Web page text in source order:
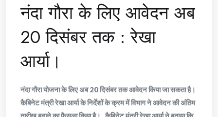
नंदा गौरा के लिए आवेदन अब
20 दिसंबर तक : रेखा
आर्या।
नंदा गौरा योजना के लिए अब 20 दिसंबर तक आवेदन किया जा सकता है।
कैबिनेट मंत्री रेखा आर्या के निर्देशों के क्रम में विभाग ने आवेदन की अंतिम